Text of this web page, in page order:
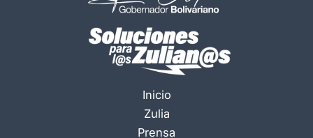
Inicio
Zulia
Prensa